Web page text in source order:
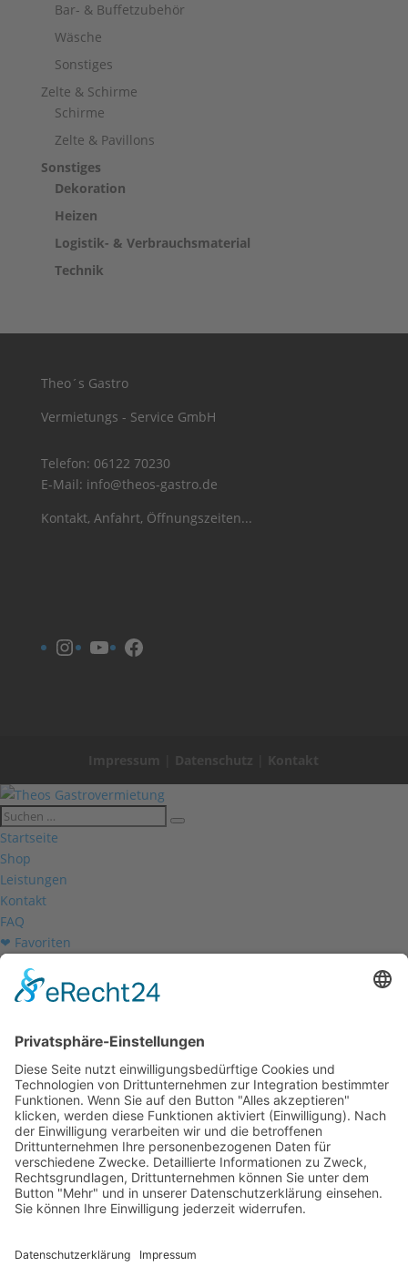
Bar- & Buffetzubehör
Wäsche
Sonstiges
Zelte & Schirme
Schirme
Zelte & Pavillons
Sonstiges
Dekoration
Heizen
Logistik- & Verbrauchsmaterial
Technik
Theo´s Gastro
Vermietungs - Service GmbH
Telefon: 06122 70230
E-Mail: info@theos-gastro.de
Kontakt, Anfahrt, Öffnungszeiten...
Instagram
YouTubeFacebook
Impressum Datenschutz Kontakt
Startseite
Shop
Leistungen
Kontakt
FAQ
❤ Favoriten
Mein Konto
Betriebsferien
Wir befinden uns vom
19.12.2025 bis einschließlich 07.01.2026
in unseren Betriebsferien.
In dieser Zeit werden Anfragen
weiterhin bearbeitet, allerdings
kann es zu Verzögerungen bei der